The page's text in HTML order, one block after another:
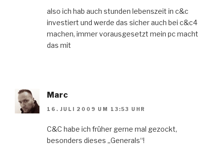
also ich hab auch stunden lebenszeit in c&c
investiert und werde das sicher auch bei c&c4
machen, immer vorausgesetzt mein pc macht
das mit
Marc
16. JULI 2009 UM 13:53 UHR
C&C habe ich früher gerne mal gezockt,
besonders dieses „Generals“!